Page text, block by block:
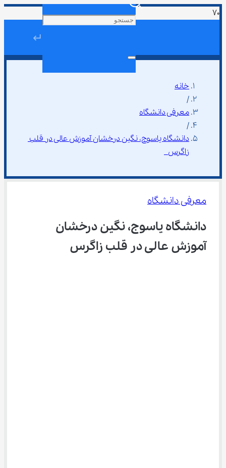
↵
خانه
/
معرفی دانشگاه
/
دانشگاه یاسوج، نگین درخشان آموزش عالی در قلب
زاگرس
معرفی دانشگاه
دانشگاه یاسوج، نگین درخشان
آموزش عالی در قلب زاگرس